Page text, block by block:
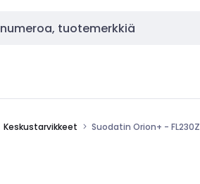
Keskustarvikkeet Suodatin Orion+ - FL230Z